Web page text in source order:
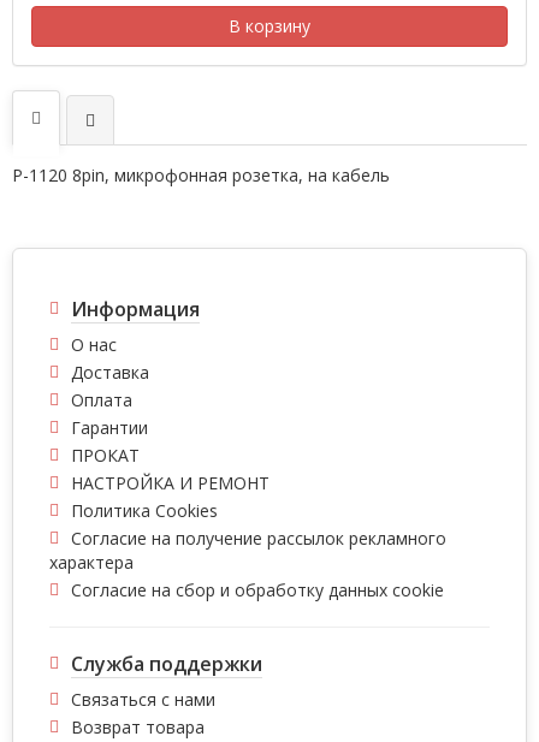
В корзину
P-1120 8pin, микрофонная розетка, на кабель
Информация
О нас
Доставка
Оплата
Гарантии
ПРОКАТ
НАСТРОЙКА И РЕМОНТ
Политика Cookies
Согласие на получение рассылок рекламного
характера
Согласие на сбор и обработку данных cookie
Служба поддержки
Связаться с нами
Возврат товара